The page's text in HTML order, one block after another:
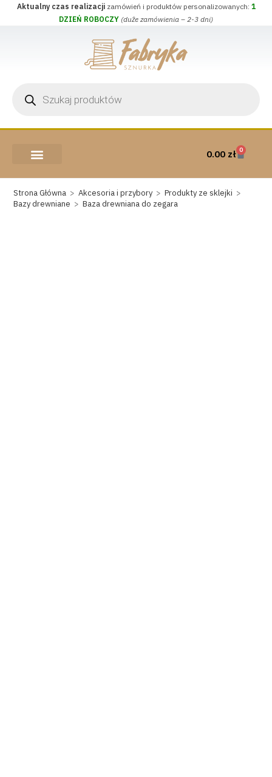
Aktualny czas realizacjizamówień i produktów personalizowanych: 1
DZIEŃ ROBOCZY (duże zamówienia – 2-3 dni)
0.00 zł 0
Strona Główna > Akcesoria i przybory > Produkty ze sklejki >
Bazy drewniane > Baza drewniana do zegara